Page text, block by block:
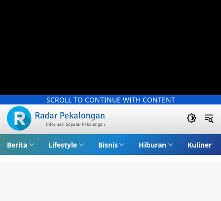
SCROLL TO CONTINUE WITH CONTENT
Berita Lifestyle Bisnis Hiburan Kuliner